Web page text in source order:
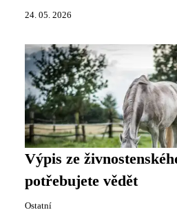
24. 05. 2026
Výpis ze
potřebujete vědět
Ostatní